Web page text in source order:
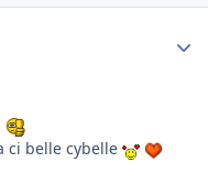
ci belle cybelle